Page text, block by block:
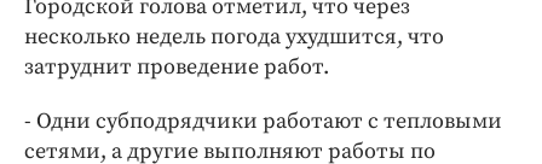
Городской голова отметил, что через
несколько недель погода ухудшится, что
затруднит проведение работ.
- Одни субподрядчики работают с тепловыми
сетями, а другие выполняют работы по